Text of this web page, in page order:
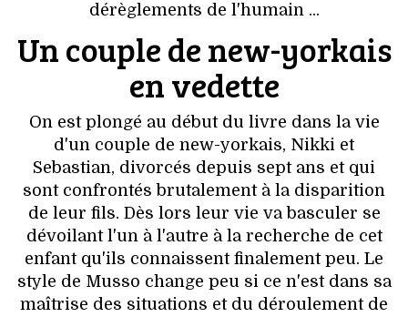
dérèglements de l'humain ...
Un couple de new-yorkais
en vedette
On est plongé au début du livre dans la vie
d'un couple de new-yorkais, Nikki et
Sebastian, divorcés depuis sept ans et qui
sont confrontés brutalement à la disparition
de leur fils. Dès lors leur vie va basculer se
dévoilant l'un à l'autre à la recherche de cet
enfant qu'ils connaissent finalement peu. Le
style de Musso change peu si ce n'est dans sa
maîtrise des situations et du déroulement de